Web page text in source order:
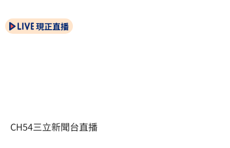
現正直播
CH54三立新聞台直播